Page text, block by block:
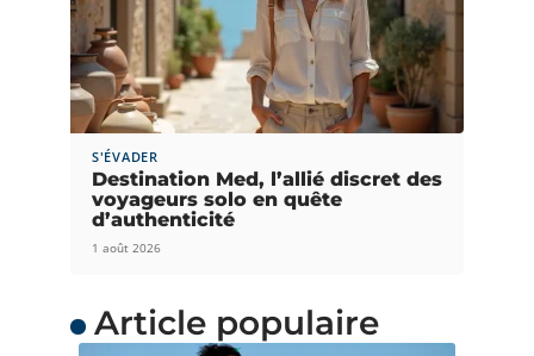
S'ÉVADER
Destination Med, l’allié discret des
voyageurs solo en quête
d’authenticité
1 août 2026
Article populaire